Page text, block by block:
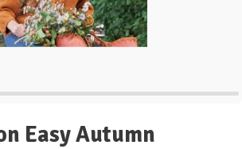
Easy Autumn